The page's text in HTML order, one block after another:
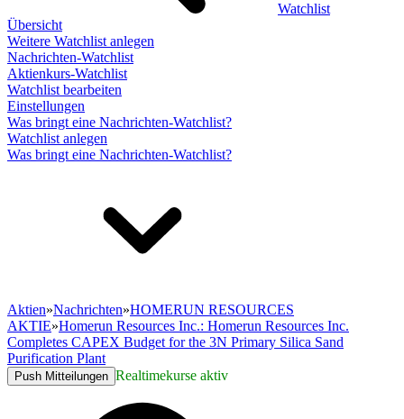
Watchlist
Übersicht
Weitere Watchlist anlegen
Nachrichten-Watchlist
Aktienkurs-Watchlist
Watchlist bearbeiten
Einstellungen
Was bringt eine Nachrichten-Watchlist?
Watchlist anlegen
Was bringt eine Nachrichten-Watchlist?
Aktien»Nachrichten»HOMERUN RESOURCES
AKTIE»Homerun Resources Inc.: Homerun Resources Inc.
Completes CAPEX Budget for the 3N Primary Silica Sand
Purification Plant
Push Mitteilungen Realtimekurse aktiv